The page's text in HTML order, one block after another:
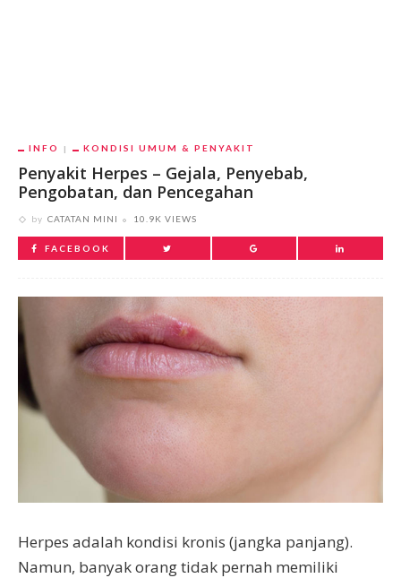
INFO KONDISI UMUM & PENYAKIT
Penyakit Herpes – Gejala, Penyebab,
Pengobatan, dan Pencegahan
by CATATAN MINI 10.9K VIEWS
FACEBOOK
Herpes adalah kondisi kronis (jangka panjang).
Namun, banyak orang tidak pernah memiliki